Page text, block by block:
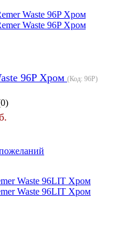
96P Хром (Код: 96P)